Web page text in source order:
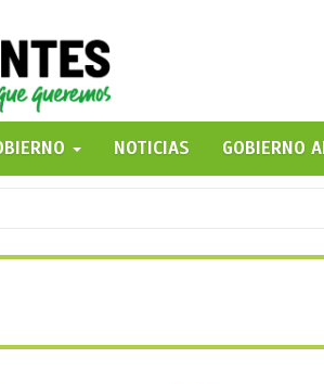
NOTICIAS GOBIERNO